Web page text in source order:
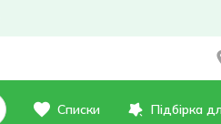
Списки Підбірка